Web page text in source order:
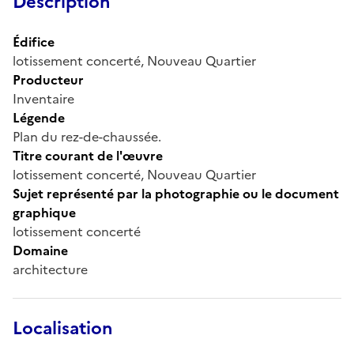
Édifice
lotissement concerté, Nouveau Quartier
Producteur
Inventaire
Légende
Plan du rez-de-chaussée.
Titre courant de l'œuvre
lotissement concerté, Nouveau Quartier
Sujet représenté par la photographie ou le document
graphique
lotissement concerté
Domaine
architecture
Localisation